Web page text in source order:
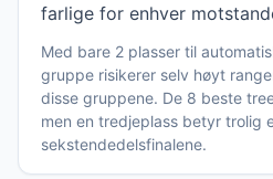
farlige for enhver
Med bare 2 plasser til
gruppe risikerer selv høyt
disse gruppene. De 8 beste
men en tredjeplass betyr trolig
sekstendedelsfinalene.